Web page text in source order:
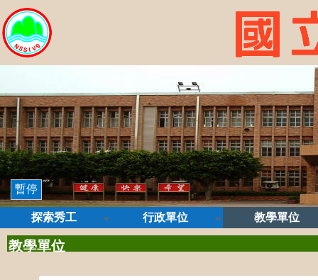
暫停
探索秀工 行政單位 教學單位
教學單位